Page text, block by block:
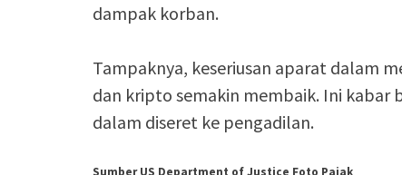
dampak korban.
Tampaknya, keseriusan aparat dalam
dan kripto semakin membaik. Ini kabar
dalam diseret ke pengadilan.
Sumber US Department of Justice Foto Pajak